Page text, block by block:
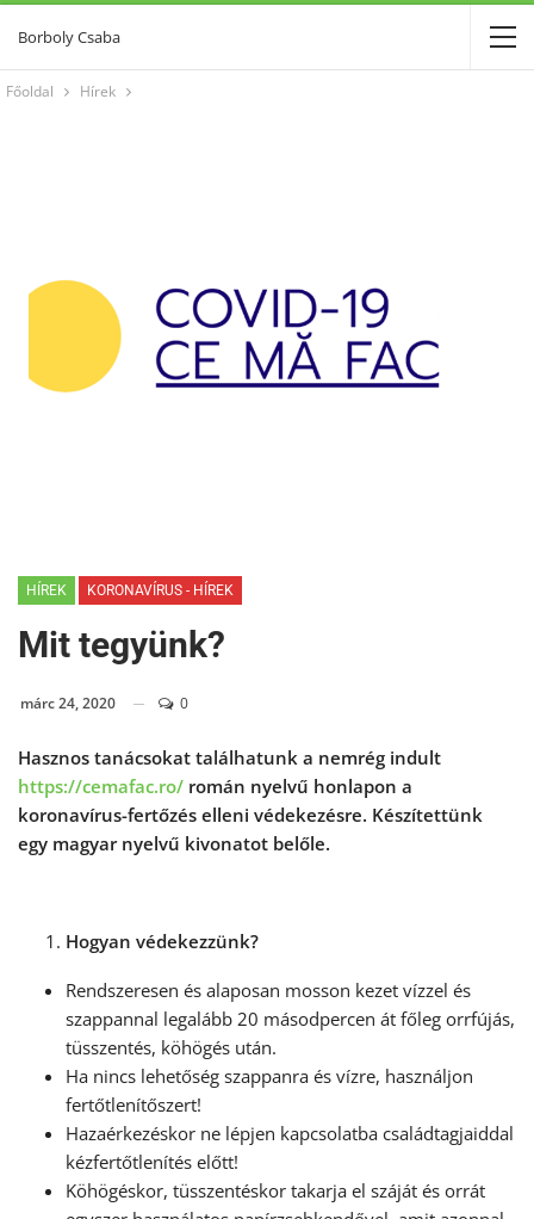
Borboly Csaba
Főoldal Hírek
HÍREK KORONAVÍRUS - HÍREK
Mit tegyünk?
márc 24, 2020 0
Hasznos tanácsokat találhatunk a nemrég indult
https://cemafac.ro/ román nyelvű honlapon a
koronavírus-fertőzés elleni védekezésre. Készítettünk
egy magyar nyelvű kivonatot belőle.
Hogyan védekezzünk?
Rendszeresen és alaposan mosson kezet vízzel és
szappannal legalább 20 másodpercen át főleg orrfújás,
tüsszentés, köhögés után.
Ha nincs lehetőség szappanra és vízre, használjon
fertőtlenítőszert!
Hazaérkezéskor ne lépjen kapcsolatba családtagjaiddal
kézfertőtlenítés előtt!
Köhögéskor, tüsszentéskor takarja el száját és orrát